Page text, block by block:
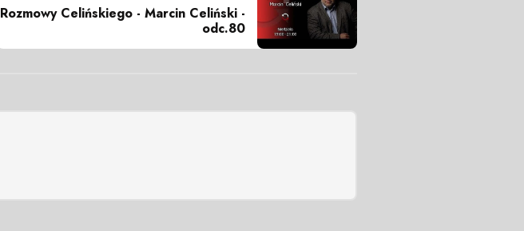
Rozmowy Celińskiego - Marcin Celiński -
odc.80